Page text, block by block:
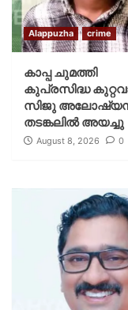
Alappuzha crime
കാപ്പ ചുമത്തി
കുപ്രസിദ്ധ
സിജു
തടങ്കലിൽ അയച്ചു
August 8, 2026 0